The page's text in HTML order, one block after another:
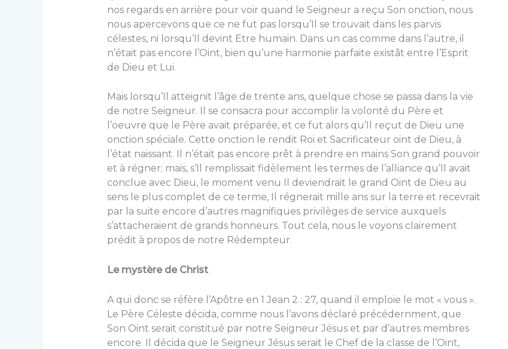
nos regards en arrière pour voir quand le Seigneur a reçu Son onction, nous
nous apercevons que ce ne fut pas lorsqu’Il se trouvait dans les parvis
célestes, ni lorsqu’Il devint Etre humain. Dans un cas comme dans l’autre, il
n’était pas encore l’Oint, bien qu’une harmonie parfaite existât entre l’Esprit
de Dieu et Lui.
Mais lorsqu’Il atteignit l’âge de trente ans, quelque chose se passa dans la vie
de notre Seigneur. Il se consacra pour accomplir la volonté du Père et
l’oeuvre que le Père avait préparée, et ce fut alors qu’Il reçut de Dieu une
onction spéciale. Cette onction le rendit Roi et Sacrificateur oint de Dieu, à
l’état naissant. Il n’était pas encore prêt à prendre en mains Son grand pouvoir
et à régner; mais, s’Il remplissait fidèlement les termes de l’alliance qu’Il avait
conclue avec Dieu, le moment venu Il deviendrait le grand Oint de Dieu au
sens le plus complet de ce terme, Il régnerait mille ans sur la terre et recevrait
par la suite encore d’autres magnifiques privilèges de service auxquels
s’attacheraient de grands honneurs. Tout cela, nous le voyons clairement
prédit à propos de notre Rédempteur.
Le mystère de Christ
A qui donc se réfère l’Apôtre en 1 Jean 2 : 27, quand il emploie le mot « vous ».
Le Père Céleste décida, comme nous l’avons déclaré précédernment, que
Son Oint serait constitué par notre Seigneur Jésus et par d’autres membres
encore. Il décida que le Seigneur Jésus serait le Chef de la classe de l’Oint,